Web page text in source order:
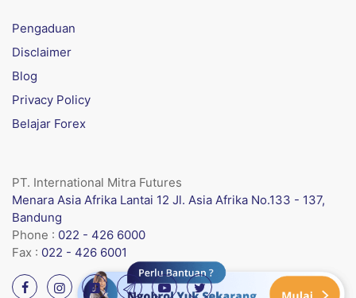
Pengaduan
Disclaimer
Blog
Privacy Policy
Belajar Forex
PT. International Mitra Futures
Menara Asia Afrika Lantai 12 Jl. Asia Afrika No.133 - 137,
Bandung
Phone : 022 - 426 6000
Fax : 022 - 426 6001